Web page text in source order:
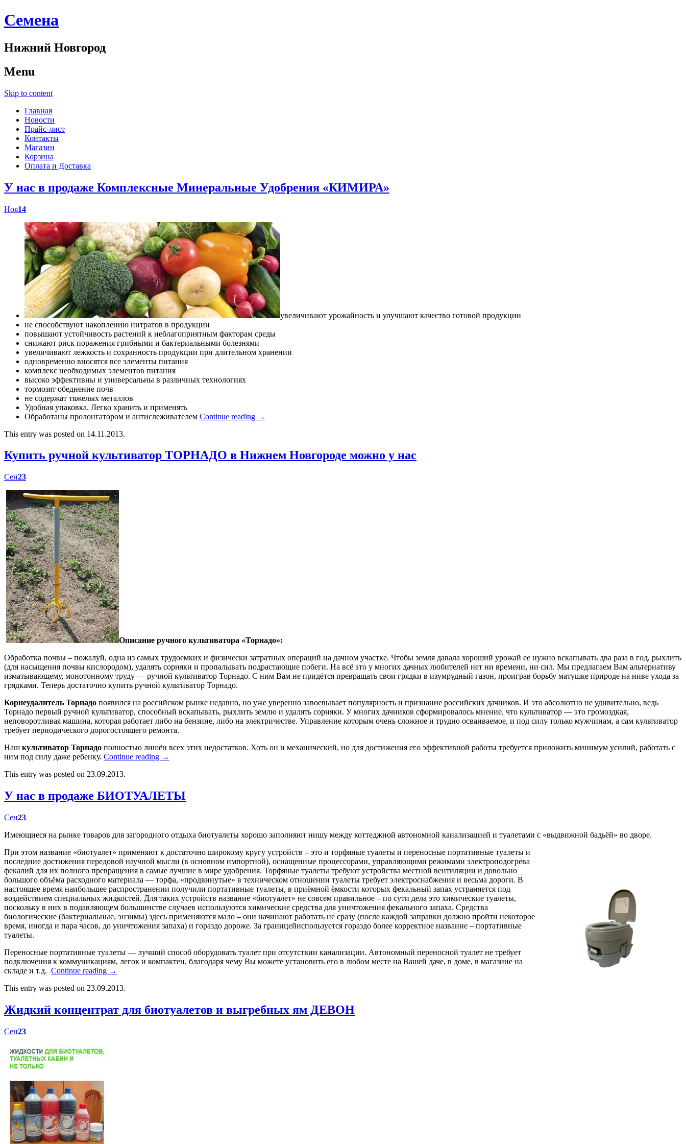
Cемена
Нижний Новгород
Menu
Skip to content
Главная
Новости
Прайс-лист
Контакты
Магазин
Корзина
Оплата и Доставка
У нас в продаже Комплексные Минеральные Удобрения «КИМИРА»
Ноя14
увеличивают урожайность и улучшают качество готовой продукции
не способствуют накоплению нитратов в продукции
повышают устойчивость растений к неблагоприятным факторам среды
снижают риск поражения грибными и бактериальными болезнями
увеличивают лежкость и сохранность продукции при длительном хранении
одновременно вносятся все элементы питания
комплекс необходимых элементов питания
высоко эффективны и универсальны в различных технологиях
тормозят обеднение почв
не содержат тяжелых металлов
Удобная упаковка. Легко хранить и применять
Обработаны пролонгатором и антислеживателем Continue reading →
This entry was posted on 14.11.2013.
Купить ручной культиватор ТОРНАДО в Нижнем Новгороде можно у нас
Сен23
Описание ручного культиватора «Торнадо»:
Обработка почвы – пожалуй, одна из самых трудоемких и физически затратных операций на дачном участке. Чтобы земля давала хороший урожай ее нужно вскапывать два раза в год, рыхлить
(для насыщения почвы кислородом), удалять сорняки и пропалывать подрастающие побеги. На всё это у многих дачных любителей нет ни времени, ни сил. Мы предлагаем Вам альтернативу
изматывающему, монотонному труду — ручной культиватор Торнадо. С ним Вам не придётся превращать свои грядки в изумрудный газон, проиграв борьбу матушке природе на ниве ухода за
грядками. Теперь достаточно купить ручной культиватор Торнадо.
Корнеудалитель Торнадо появился на российском рынке недавно, но уже уверенно завоевывает популярность и признание российских дачников. И это абсолютно не удивительно, ведь
Торнадо первый ручной культиватор, способный вскапывать, рыхлить землю и удалять сорняки. У многих дачников сформировалось мнение, что культиватор — это громоздкая,
неповоротливая машина, которая работает либо на бензине, либо на электричестве. Управление которым очень сложное и трудно осваиваемое, и под силу только мужчинам, а сам культиватор
требует периодического дорогостоящего ремонта.
Наш культиватор Торнадо полностью лишён всех этих недостатков. Хоть он и механический, но для достижения его эффективной работы требуется приложить минимум усилий, работать с
ним под силу даже ребенку. Continue reading →
This entry was posted on 23.09.2013.
У нас в продаже БИОТУАЛЕТЫ
Сен23
Имеющиеся на рынке товаров для загородного отдыха биотуалеты хорошо заполняют нишу между коттеджной автономной канализацией и туалетами с «выдвижной бадьёй» во дворе.
При этом название «биотуалет» применяют к достаточно широкому кругу устройств – это и торфяные туалеты и переносные портативные туалеты и
последние достижения передовой научной мысли (в основном импортной), оснащенные процессорами, управляющими режимами электроподогрева
фекалий для их полного превращения в самые лучшие в мире удобрения. Торфяные туалеты требуют устройства местной вентиляции и довольно
большого объёма расходного материала — торфа, «продвинутые» в техническом отношении туалеты требует электроснабжения и весьма дороги. В
настоящее время наибольшее распространении получили портативные туалеты, в приёмной ёмкости которых фекальный запах устраняется под
воздействием специальных жидкостей. Для таких устройств название «биотуалет» не совсем правильное – по сути дела это химические туалеты,
поскольку в них в подавляющем большинстве случаев используются химические средства для уничтожения фекального запаха. Средства
биологические (бактериальные, энзимы) здесь применяются мало – они начинают работать не сразу (после каждой заправки должно пройти некоторое
время, иногда и пара часов, до уничтожения запаха) и гораздо дороже. За границейиспользуется гораздо более корректное название – портативные
туалеты.
Переносные портативные туалеты — лучший способ оборудовать туалет при отсутствии канализации. Автономный переносной туалет не требует
подключения к коммуникациям, легок и компактен, благодаря чему Вы можете установить его в любом месте на Вашей даче, в доме, в магазине на
складе и т.д. Continue reading →
This entry was posted on 23.09.2013.
Жидкий концентрат для биотуалетов и выгребных ям ДЕВОН
Сен23